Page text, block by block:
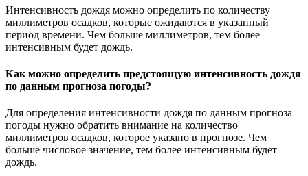
Интенсивность дождя можно определить по количеству
миллиметров осадков, которые ожидаются в указанный
период времени. Чем больше миллиметров, тем более
интенсивным будет дождь.
Как можно определить предстоящую интенсивность дождя
по данным прогноза погоды?
Для определения интенсивности дождя по данным прогноза
погоды нужно обратить внимание на количество
миллиметров осадков, которое указано в прогнозе. Чем
больше числовое значение, тем более интенсивным будет
дождь.